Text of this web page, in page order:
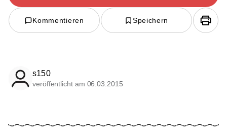
Kommentieren Speichern
s150
veröffentlicht am 06.03.2015